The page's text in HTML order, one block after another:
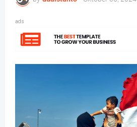
ads